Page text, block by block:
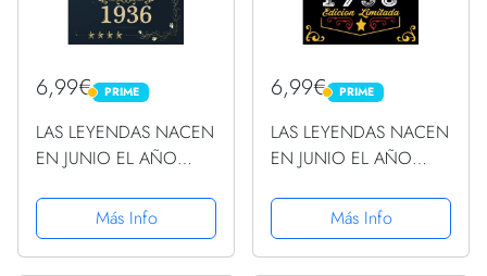
6,99€ PRIME
PRIME
LAS LEYENDAS NACEN
EN JUNIO EL AÑO
Cuaderno personalizado
87 años regalos Feliz
1936 cumpleaños ideas
Más Info
6,99€ PRIME
PRIME
LAS LEYENDAS NACEN
EN JUNIO EL AÑO
Cuaderno personalizado
87 años regalos Feliz
1936 cumpleaños ideas
Más Info